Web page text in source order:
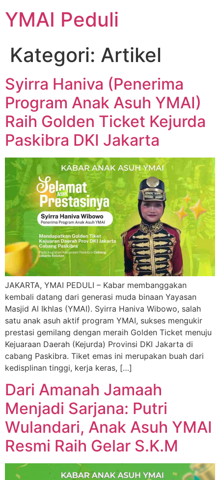
YMAI Peduli
Kategori: Artikel
Syirra Haniva (Penerima
Program Anak Asuh YMAI)
Raih Golden Ticket Kejurda
Paskibra DKI Jakarta
JAKARTA, YMAI PEDULI – Kabar membanggakan
kembali datang dari generasi muda binaan Yayasan
Masjid Al Ikhlas (YMAI). Syirra Haniva Wibowo, salah
satu anak asuh aktif program YMAI, sukses mengukir
prestasi gemilang dengan meraih Golden Ticket menuju
Kejuaraan Daerah (Kejurda) Provinsi DKI Jakarta di
cabang Paskibra. Tiket emas ini merupakan buah dari
kedisplinan tinggi, kerja keras, […]
Dari Amanah Jamaah
Menjadi Sarjana: Putri
Wulandari, Anak Asuh YMAI
Resmi Raih Gelar S.K.M